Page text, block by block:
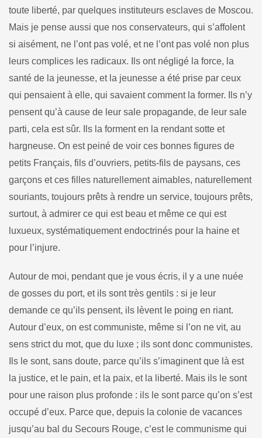
toute liberté, par quelques instituteurs esclaves de Moscou.
Mais je pense aussi que nos conservateurs, qui s’affolent
si aisément, ne l’ont pas volé, et ne l’ont pas volé non plus
leurs complices les radicaux. Ils ont négligé la force, la
santé de la jeunesse, et la jeunesse a été prise par ceux
qui pensaient à elle, qui savaient comment la former. Ils n’y
pensent qu’à cause de leur sale propagande, de leur sale
parti, cela est sûr. Ils la forment en la rendant sotte et
hargneuse. On est peiné de voir ces bonnes figures de
petits Français, fils d’ouvriers, pe­tits-fils de paysans, ces
garçons et ces filles naturellement aimables, naturellement
souriants, toujours prêts à rendre un service, tou­jours prêts,
surtout, à admirer ce qui est beau et même ce qui est
luxueux, systématiquement endoctrinés pour la haine et
pour l’in­jure.
Autour de moi, pendant que je vous écris, il y a une nuée
de gosses du port, et ils sont très gentils : si je leur
demande ce qu’ils pensent, ils lèvent le poing en riant.
Autour d’eux, on est commu­niste, même si l’on ne vit, au
sens strict du mot, que du luxe ; ils sont donc communistes.
Ils le sont, sans doute, parce qu’ils s’ima­ginent que là est
la justice, et le pain, et la paix, et la liberté. Mais ils le sont
pour une raison plus profonde : ils le sont parce qu’on s’est
occupé d’eux. Parce que, depuis la colonie de vacances
jusqu’au bal du Secours Rouge, c’est le communisme qui